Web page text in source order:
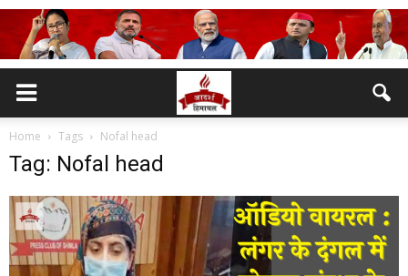
Home Tags Nofal head
Tag: Nofal head